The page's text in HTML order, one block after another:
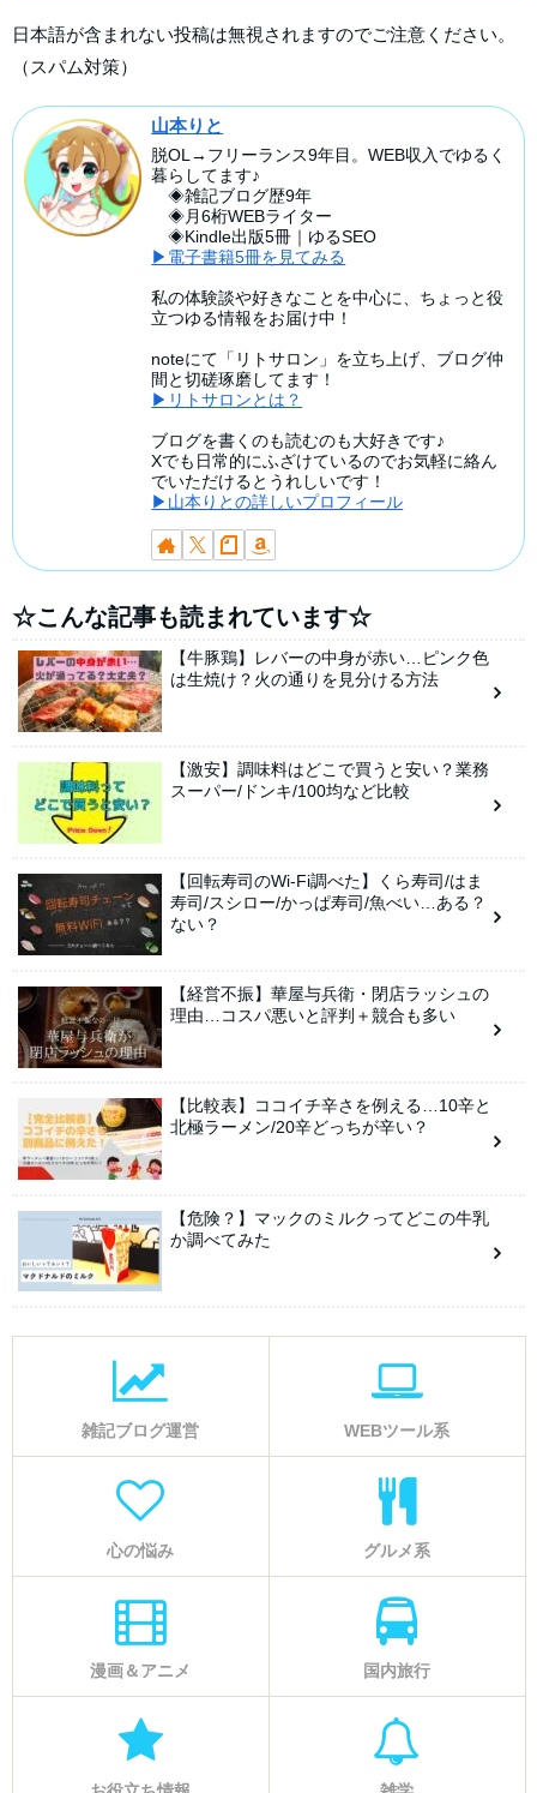
日本語が含まれない投稿は無視されますのでご注意ください。
（スパム対策）
山本りと
脱OL→フリーランス9年目。WEB収入でゆるく
暮らしてます♪
◈雑記ブログ歴9年
◈月6桁WEBライター
◈Kindle出版5冊｜ゆるSEO
▶電子書籍5冊を見てみる
私の体験談や好きなことを中心に、ちょっと役
立つゆる情報をお届け中！
noteにて「リトサロン」を立ち上げ、ブログ仲
間と切磋琢磨してます！
▶リトサロンとは？
ブログを書くのも読むのも大好きです♪
Xでも日常的にふざけているのでお気軽に絡ん
でいただけるとうれしいです！
▶山本りとの詳しいプロフィール
☆こんな記事も読まれています☆
【牛豚鶏】レバーの中身が赤い…ピンク色
は生焼け？火の通りを見分ける方法
【激安】調味料はどこで買うと安い？業務
スーパー/ドンキ/100均など比較
【回転寿司のWi-Fi調べた】くら寿司/はま
寿司/スシロー/かっぱ寿司/魚べい…ある？
ない？
【経営不振】華屋与兵衛・閉店ラッシュの
理由…コスパ悪いと評判＋競合も多い
【比較表】ココイチ辛さを例える…10辛と
北極ラーメン/20辛どっちが辛い？
【危険？】マックのミルクってどこの牛乳
か調べてみた
雑記ブログ運営 WEBツール系
心の悩み グルメ系
漫画＆アニメ 国内旅行